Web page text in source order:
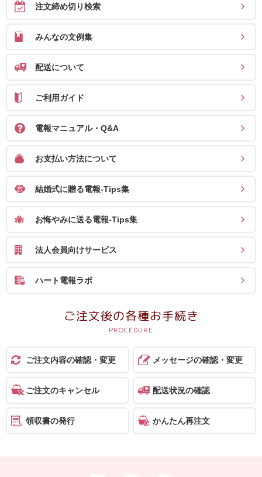
報-
集
法
会
け
ー
ス
ハ
ト
問
合
注文締め切り検索
みんなの文例集
配送について
ご利用ガイド
電報マニュアル・Q&A
お支払い方法について
結婚式に贈る電報-Tips集
お悔やみに送る電報-Tips集
法人会員向けサービス
ハート電報ラボ
ご注文後の各種お手続き
ご注文内容の確認・変更 メッセージの確認・変更
ご注文のキャンセル 配送状況の確認
領収書の発行 かんたん再注文